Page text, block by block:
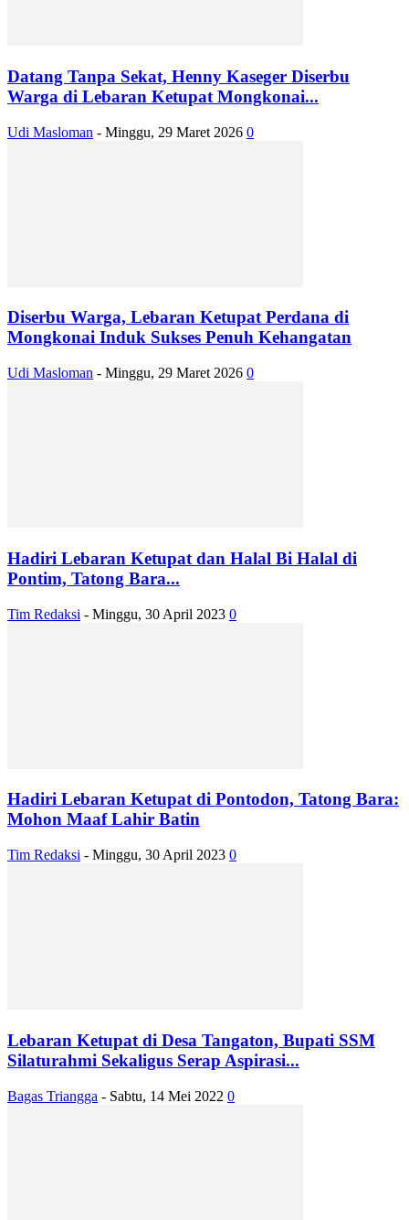
Datang Tanpa Sekat, Henny Kaseger Diserbu
Warga di Lebaran Ketupat Mongkonai...
Udi Masloman - Minggu, 29 Maret 2026 0
Diserbu Warga, Lebaran Ketupat Perdana di
Mongkonai Induk Sukses Penuh Kehangatan
Udi Masloman - Minggu, 29 Maret 2026 0
Hadiri Lebaran Ketupat dan Halal Bi Halal di
Pontim, Tatong Bara...
Tim Redaksi - Minggu, 30 April 2023 0
Hadiri Lebaran Ketupat di Pontodon, Tatong Bara:
Mohon Maaf Lahir Batin
Tim Redaksi - Minggu, 30 April 2023 0
Lebaran Ketupat di Desa Tangaton, Bupati SSM
Silaturahmi Sekaligus Serap Aspirasi...
Bagas Triangga - Sabtu, 14 Mei 2022 0